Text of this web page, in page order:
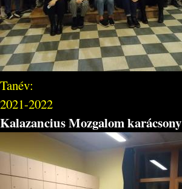
Tanév:
2021-2022
Kalazancius Mozgalom karácsony